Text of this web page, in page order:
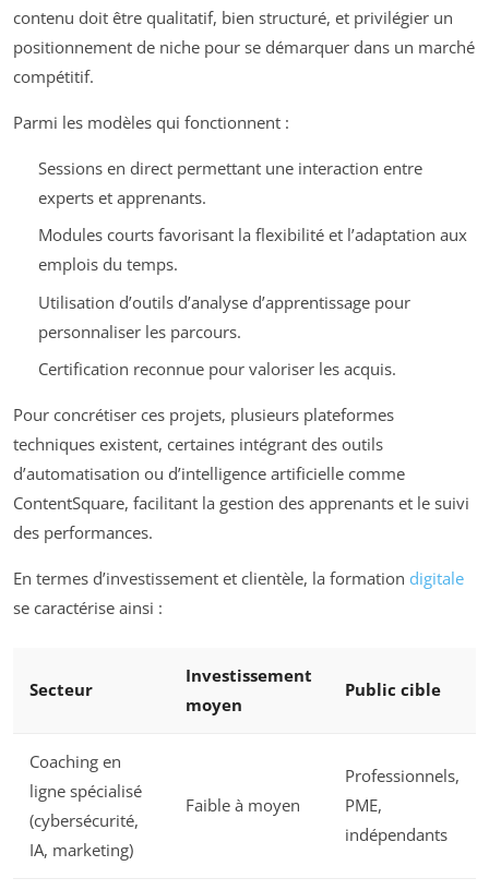
contenu doit être qualitatif, bien structuré, et privilégier un
positionnement de niche pour se démarquer dans un marché
compétitif.
Parmi les modèles qui fonctionnent :
Sessions en direct permettant une interaction entre
experts et apprenants.
Modules courts favorisant la flexibilité et l’adaptation aux
emplois du temps.
Utilisation d’outils d’analyse d’apprentissage pour
personnaliser les parcours.
Certification reconnue pour valoriser les acquis.
Pour concrétiser ces projets, plusieurs plateformes
techniques existent, certaines intégrant des outils
d’automatisation ou d’intelligence artificielle comme
ContentSquare, facilitant la gestion des apprenants et le suivi
des performances.
En termes d’investissement et clientèle, la formation digitale
se caractérise ainsi :
Secteur
Investissement
moyen
Public cible
Coaching en
ligne spécialisé
(cybersécurité,
IA, marketing)
Faible à moyen
Professionnels,
PME,
indépendants